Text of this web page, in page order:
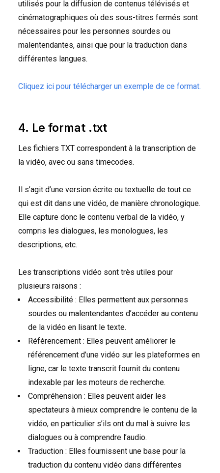
utilisés pour la diffusion de contenus télévisés et
cinématographiques où des sous-titres fermés sont
nécessaires pour les personnes sourdes ou
malentendantes, ainsi que pour la traduction dans
différentes langues.
Cliquez ici pour télécharger un exemple de ce format.
4. Le format .txt
Les fichiers TXTcorrespondent à la transcription de
la vidéo, avec ou sans timecodes.
Il s’agit d’une version écrite ou textuelle de tout ce
qui est dit dans une vidéo, de manière chronologique.
Elle capture donc le contenu verbal de la vidéo, y
compris les dialogues, les monologues, les
descriptions, etc.
Les transcriptions vidéo sont très utiles pour
plusieurs raisons :
Accessibilité : Elles permettent aux personnes
sourdes ou malentendantes d’accéder au contenu
de la vidéo en lisant le texte.
Référencement : Elles peuvent améliorer le
référencement d’une vidéo sur les plateformes en
ligne, car le texte transcrit fournit du contenu
indexable par les moteurs de recherche.
Compréhension : Elles peuvent aider les
spectateurs à mieux comprendre le contenu de la
vidéo, en particulier s’ils ont du mal à suivre les
dialogues ou à comprendre l’audio.
Traduction : Elles fournissent une base pour la
traduction du contenu vidéo dans différentes